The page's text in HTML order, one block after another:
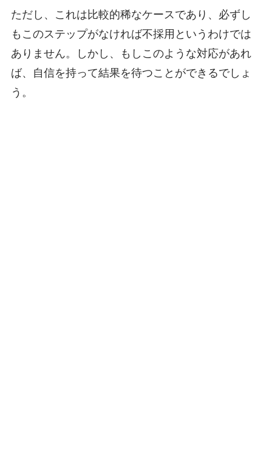
ただし、これは比較的稀なケースであり、必ずし
もこのステップがなければ不採用というわけでは
ありません。しかし、もしこのような対応があれ
ば、自信を持って結果を待つことができるでしょ
う。